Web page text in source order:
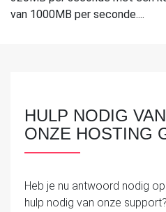
van 1000MB per seconde....
HULP NODIG
ONZE HOSTING
Heb je nu antwoord nodig
hulp nodig van onze